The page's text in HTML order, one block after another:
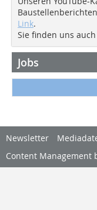
Link.
Sie finden uns
Jobs
Newsletter
Content Management